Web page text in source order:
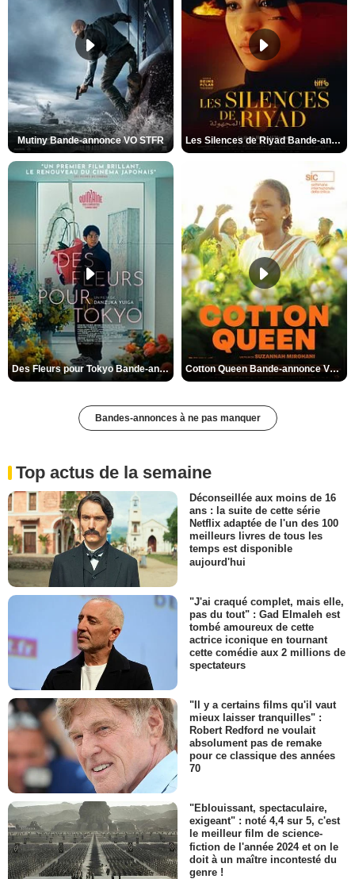
Mutiny Bande-annonce VO STFR Les Silences de Riyad Bande-annonce VO STFR
Des Fleurs pour Tokyo Bande-annonce VO STFR Cotton Queen Bande-annonce VO STFR
Bandes-annonces à ne pas manquer
Top actus de la semaine
Déconseillée aux moins de 16
ans : la suite de cette série
Netflix adaptée de l'un des 100
meilleurs livres de tous les
temps est disponible
aujourd'hui
"J'ai craqué complet, mais elle,
pas du tout" : Gad Elmaleh est
tombé amoureux de cette
actrice iconique en tournant
cette comédie aux 2 millions de
spectateurs
"Il y a certains films qu'il vaut
mieux laisser tranquilles" :
Robert Redford ne voulait
absolument pas de remake
pour ce classique des années
70
"Eblouissant, spectaculaire,
exigeant" : noté 4,4 sur 5, c'est
le meilleur film de science-
fiction de l'année 2024 et on le
doit à un maître incontesté du
genre !